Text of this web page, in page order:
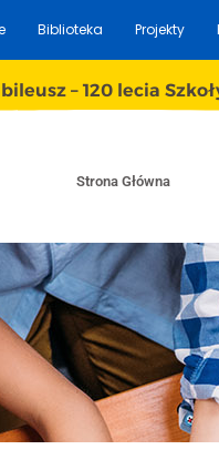
Biblioteka Projekty
– 120 lecia
Strona Główna